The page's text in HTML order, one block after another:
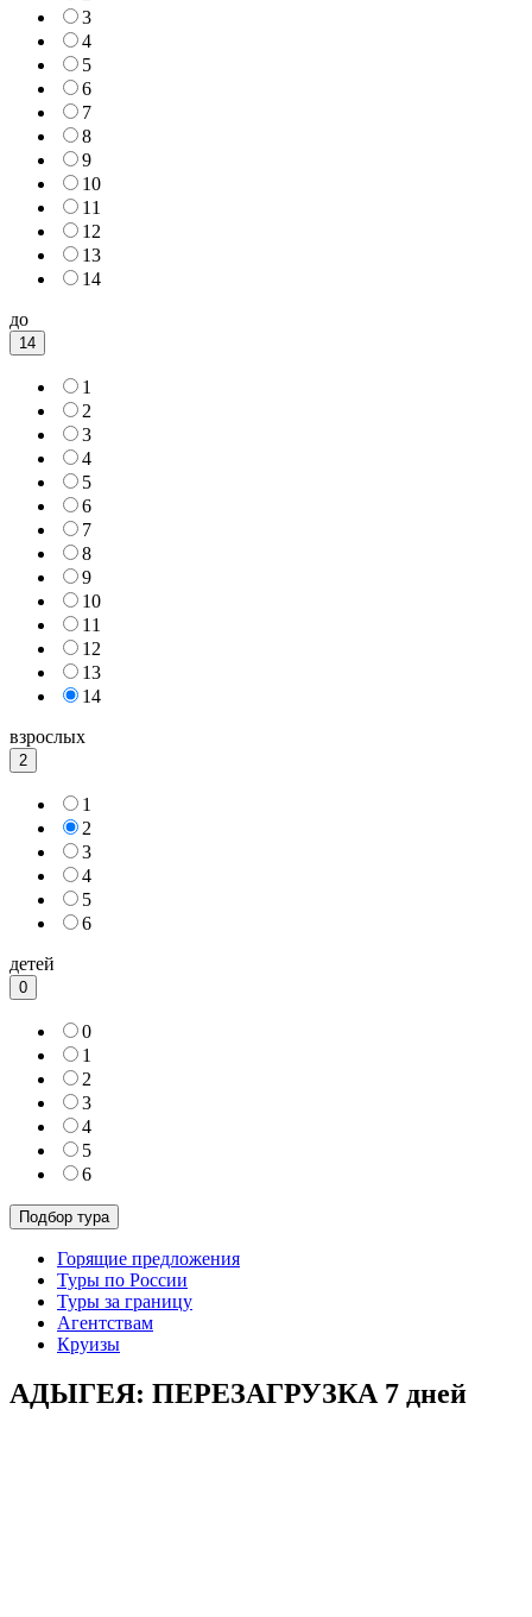
3
4
5
6
7
8
9
10
11
12
13
14
до
14
1
2
3
4
5
6
7
8
9
10
11
12
13
14
взрослых
2
1
2
3
4
5
6
детей
0
0
1
2
3
4
5
6
Горящие предложения
Туры по России
Туры за границу
Агентствам
Круизы
АДЫГЕЯ: ПЕРЕЗАГРУЗКА 7 дней